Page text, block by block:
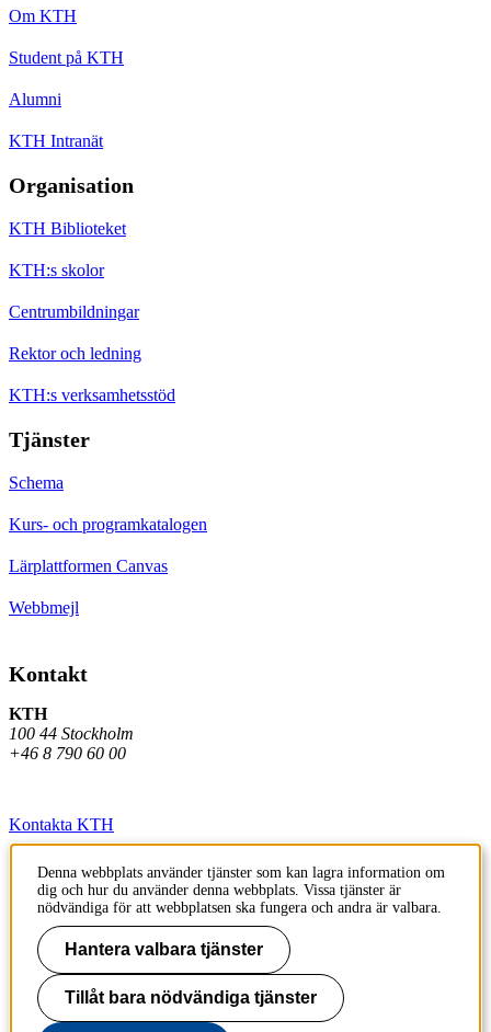
Om KTH
Student på KTH
Alumni
KTH Intranät
Organisation
KTH Biblioteket
KTH:s skolor
Centrumbildningar
Rektor och ledning
KTH:s verksamhetsstöd
Tjänster
Schema
Kurs- och programkatalogen
Lärplattformen Canvas
Webbmejl
Kontakt
KTH
100 44 Stockholm
+46 8 790 60 00
Kontakta KTH
Jobba på KTH
Press och media
Faktura och betalning KTH
Om KTH:s webbplatser
Denna webbplats använder tjänster som kan lagra information om
dig och hur du använder denna webbplats. Vissa tjänster är
nödvändiga för att webbplatsen ska fungera och andra är valbara.
Hantera valbara tjänster
Tillåt bara nödvändiga tjänster